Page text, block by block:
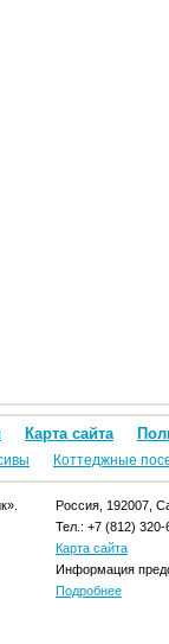
Карта сайта
Коттеджные
Россия, 192007,
Тел.: +7 (812) 320-
Карта сайта
Информация
Подробнее